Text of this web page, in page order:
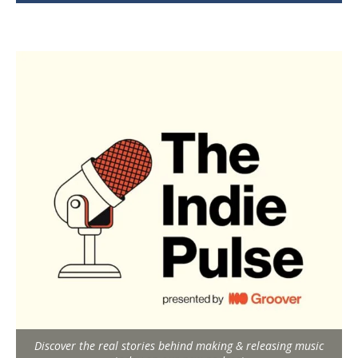
Discover the real stories behind making & releasing music